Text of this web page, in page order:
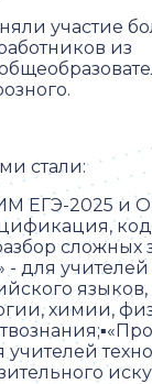
участие
из
стали:
ЕГЭ-2025 и
сложных
- для учителей
химии,
учителей